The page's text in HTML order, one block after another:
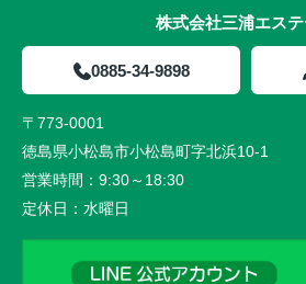
株式会社三浦エステ
0885-34-9898
〒773-0001
徳島県小松島市小松島町字北浜10-1
営業時間： 9:30～18:30
定休日： 水曜日